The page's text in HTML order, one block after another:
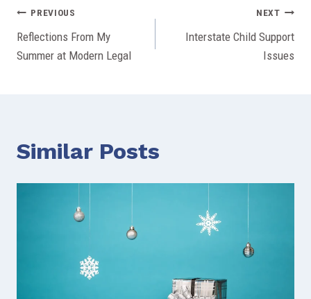
Post
navigation
PREVIOUS
Reflections From My
Summer at Modern Legal
NEXT
Interstate Child Support
Issues
Similar Posts